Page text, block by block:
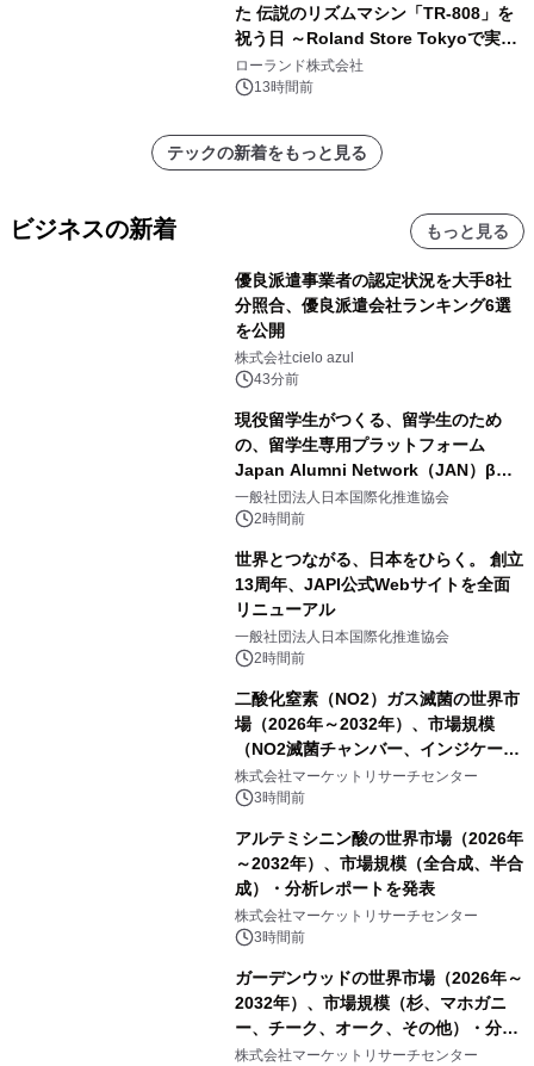
た 伝説のリズムマシン「TR-808」を
祝う日 ～Roland Store Tokyoで実機
を展示しての 記念キャンペーンを開
催 英国ラジオ「NTS」の 特別プログ
アーティストを フィーチャーしたアニ
メーションを公開～
ローランド株式会社
13時間前
テックの新着をもっと見る
ビジネスの新着 もっと見る
優良派遣事業者の認定状況を大手8社
分照合、優良派遣会社ランキング6選
を公開
株式会社cielo azul
43分前
現役留学生がつくる、留学生のため
の、留学生専用プラットフォーム
Japan Alumni Network（JAN）β版
をリリース
一般社団法人日本国際化推進協会
2時間前
世界とつながる、日本をひらく。 創立
13周年、JAPI公式Webサイトを全面
リニューアル
一般社団法人日本国際化推進協会
2時間前
二酸化窒素（NO2）ガス滅菌の世界市
場（2026年～2032年）、市場規模
（NO2滅菌チャンバー、インジケータ
ーおよびモニタリングシステム、その
他）・分析レポートを発表
株式会社マーケットリサーチセンター
3時間前
アルテミシニン酸の世界市場（2026年
～2032年）、市場規模（全合成、半合
成）・分析レポートを発表
株式会社マーケットリサーチセンター
3時間前
ガーデンウッドの世界市場（2026年～
2032年）、市場規模（杉、マホガニ
ー、チーク、オーク、その他）・分析
レポートを発表
株式会社マーケットリサーチセンター